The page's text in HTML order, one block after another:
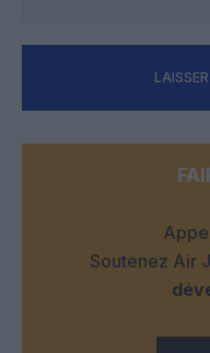
Soutenez Air